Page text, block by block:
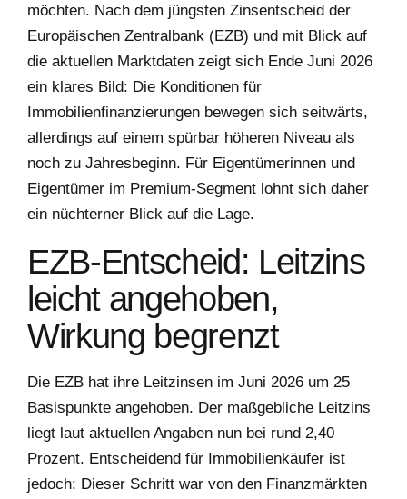
möchten. Nach dem jüngsten Zinsentscheid der
Europäischen Zentralbank (EZB) und mit Blick auf
die aktuellen Marktdaten zeigt sich Ende Juni 2026
ein klares Bild: Die Konditionen für
Immobilienfinanzierungen bewegen sich seitwärts,
allerdings auf einem spürbar höheren Niveau als
noch zu Jahresbeginn. Für Eigentümerinnen und
Eigentümer im Premium-Segment lohnt sich daher
ein nüchterner Blick auf die Lage.
EZB-Entscheid: Leitzins
leicht angehoben,
Wirkung begrenzt
Die EZB hat ihre Leitzinsen im Juni 2026 um 25
Basispunkte angehoben. Der maßgebliche Leitzins
liegt laut aktuellen Angaben nun bei rund 2,40
Prozent. Entscheidend für Immobilienkäufer ist
jedoch: Dieser Schritt war von den Finanzmärkten